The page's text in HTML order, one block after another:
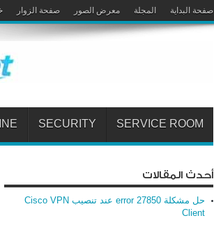
صفحة البداية المجلة معرض الصور صفحة الزوار
SERVICE ROOM
SECURITY
أحدث المقالات
حل مشكلة error 27850 عند تنصيب Cisco VPN
Client